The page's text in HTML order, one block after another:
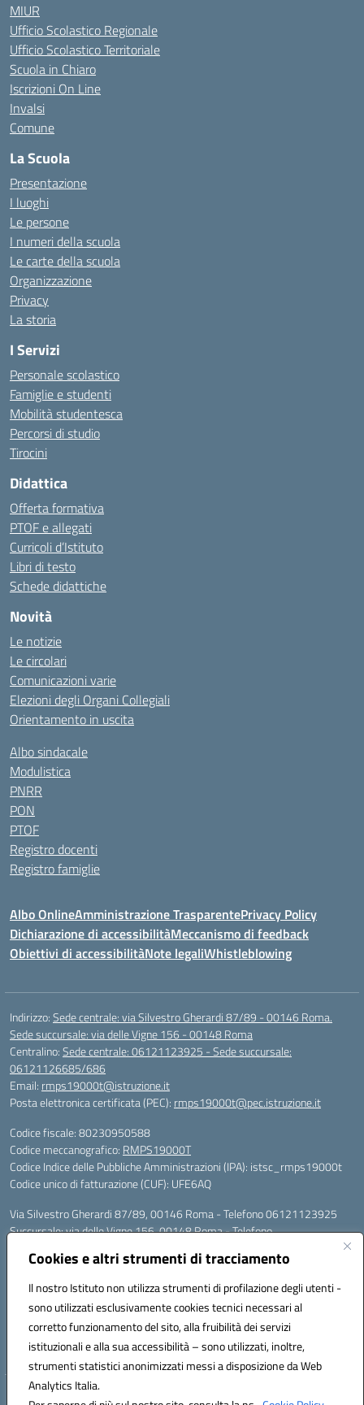
Cookies e altri strumenti di tracciamento
Il nostro Istituto non utilizza strumenti di profilazione degli utenti -
sono utilizzati esclusivamente cookies tecnici necessari al
corretto funzionamento del sito, alla fruibilità dei servizi
istituzionali e alla sua accessibilità – sono utilizzati, inoltre,
strumenti statistici anonimizzati messi a disposizione da Web
Analytics Italia.
MIUR
Ufficio Scolastico Regionale
Ufficio Scolastico Territoriale
Scuola in Chiaro
Iscrizioni On Line
Invalsi
Comune
La Scuola
Presentazione
I luoghi
Le persone
I numeri della scuola
Le carte della scuola
Organizzazione
Privacy
La storia
I Servizi
Personale scolastico
Famiglie e studenti
Mobilità studentesca
Percorsi di studio
Tirocini
Didattica
Offerta formativa
PTOF e allegati
Curricoli d’Istituto
Libri di testo
Schede didattiche
Novità
Le notizie
Le circolari
Comunicazioni varie
Elezioni degli Organi Collegiali
Orientamento in uscita
Albo sindacale
Modulistica
PNRR
PON
PTOF
Registro docenti
Registro famiglie
Albo OnlineAmministrazione TrasparentePrivacy Policy
Dichiarazione di accessibilitàMeccanismo di feedback
Obiettivi di accessibilitàNote legaliWhistleblowing
Indirizzo:Sede centrale: via Silvestro Gherardi 87/89 - 00146 Roma.
Sede succursale: via delle Vigne 156 - 00148 Roma
Centralino:Sede centrale: 06121123925 - Sede succursale:
06121126685/686
Email: rmps19000t@istruzione.it
Posta elettronica certificata (PEC): rmps19000t@pec.istruzione.it
Codice fiscale: 80230950588
Codice meccanografico: RMPS19000T
Codice Indice delle Pubbliche Amministrazioni (IPA): istsc_rmps19000t
Codice unico di fatturazione (CUF): UFE6AQ
Via Silvestro Gherardi 87/89, 00146 Roma - Telefono 06121123925
Succursale: via delle Vigne 156, 00148 Roma - Telefono
Mail: rmps19000t@istruzione.it - PEC: rmps19000t@pec.istruzione.it
Per contatti con il Dirigente Scolastico, utilizzare esclusivamente
Codice univoco ufficio: UFE6AQ
Codice meccanografico: RMPS19000T
Codice fiscale: 80230950588
Hosting & Powered by 3D Solution S.r.l.